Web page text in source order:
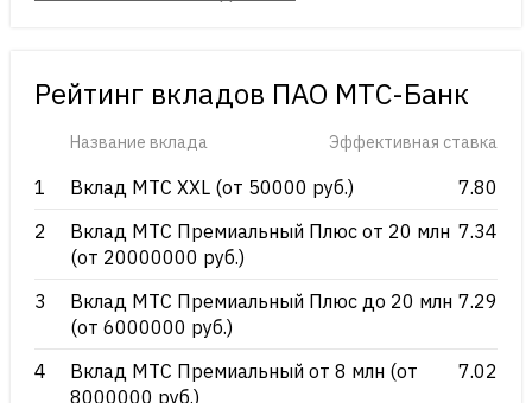
Рейтинг вкладов ПАО МТС-Банк
Название вклада Эффективная ставка
1 Вклад МТС ХХL (от 50000 руб.)
7.80
2
Вклад МТС Премиальный Плюс от 20 млн
(от 20000000 руб.)
7.34
3
Вклад МТС Премиальный Плюс до 20 млн
(от 6000000 руб.)
7.29
4
Вклад МТС Премиальный от 8 млн (от
8000000 руб.)
7.02